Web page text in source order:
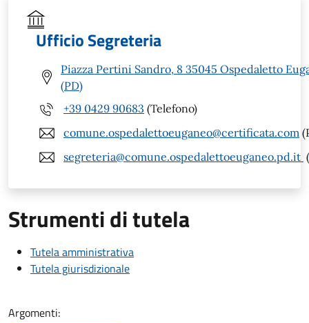
Ufficio Segreteria
Piazza Pertini Sandro, 8 35045 Ospedaletto
(PD)
+39 0429 90683 (Telefono)
comune.ospedalettoeuganeo@certificata.com
segreteria@comune.ospedalettoeuganeo.pd.it
Strumenti di tutela
Tutela amministrativa
Tutela giurisdizionale
Argomenti: